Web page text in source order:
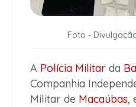
Foto -
A Polícia Militar da
Companhia
Militar de Macaúbas,